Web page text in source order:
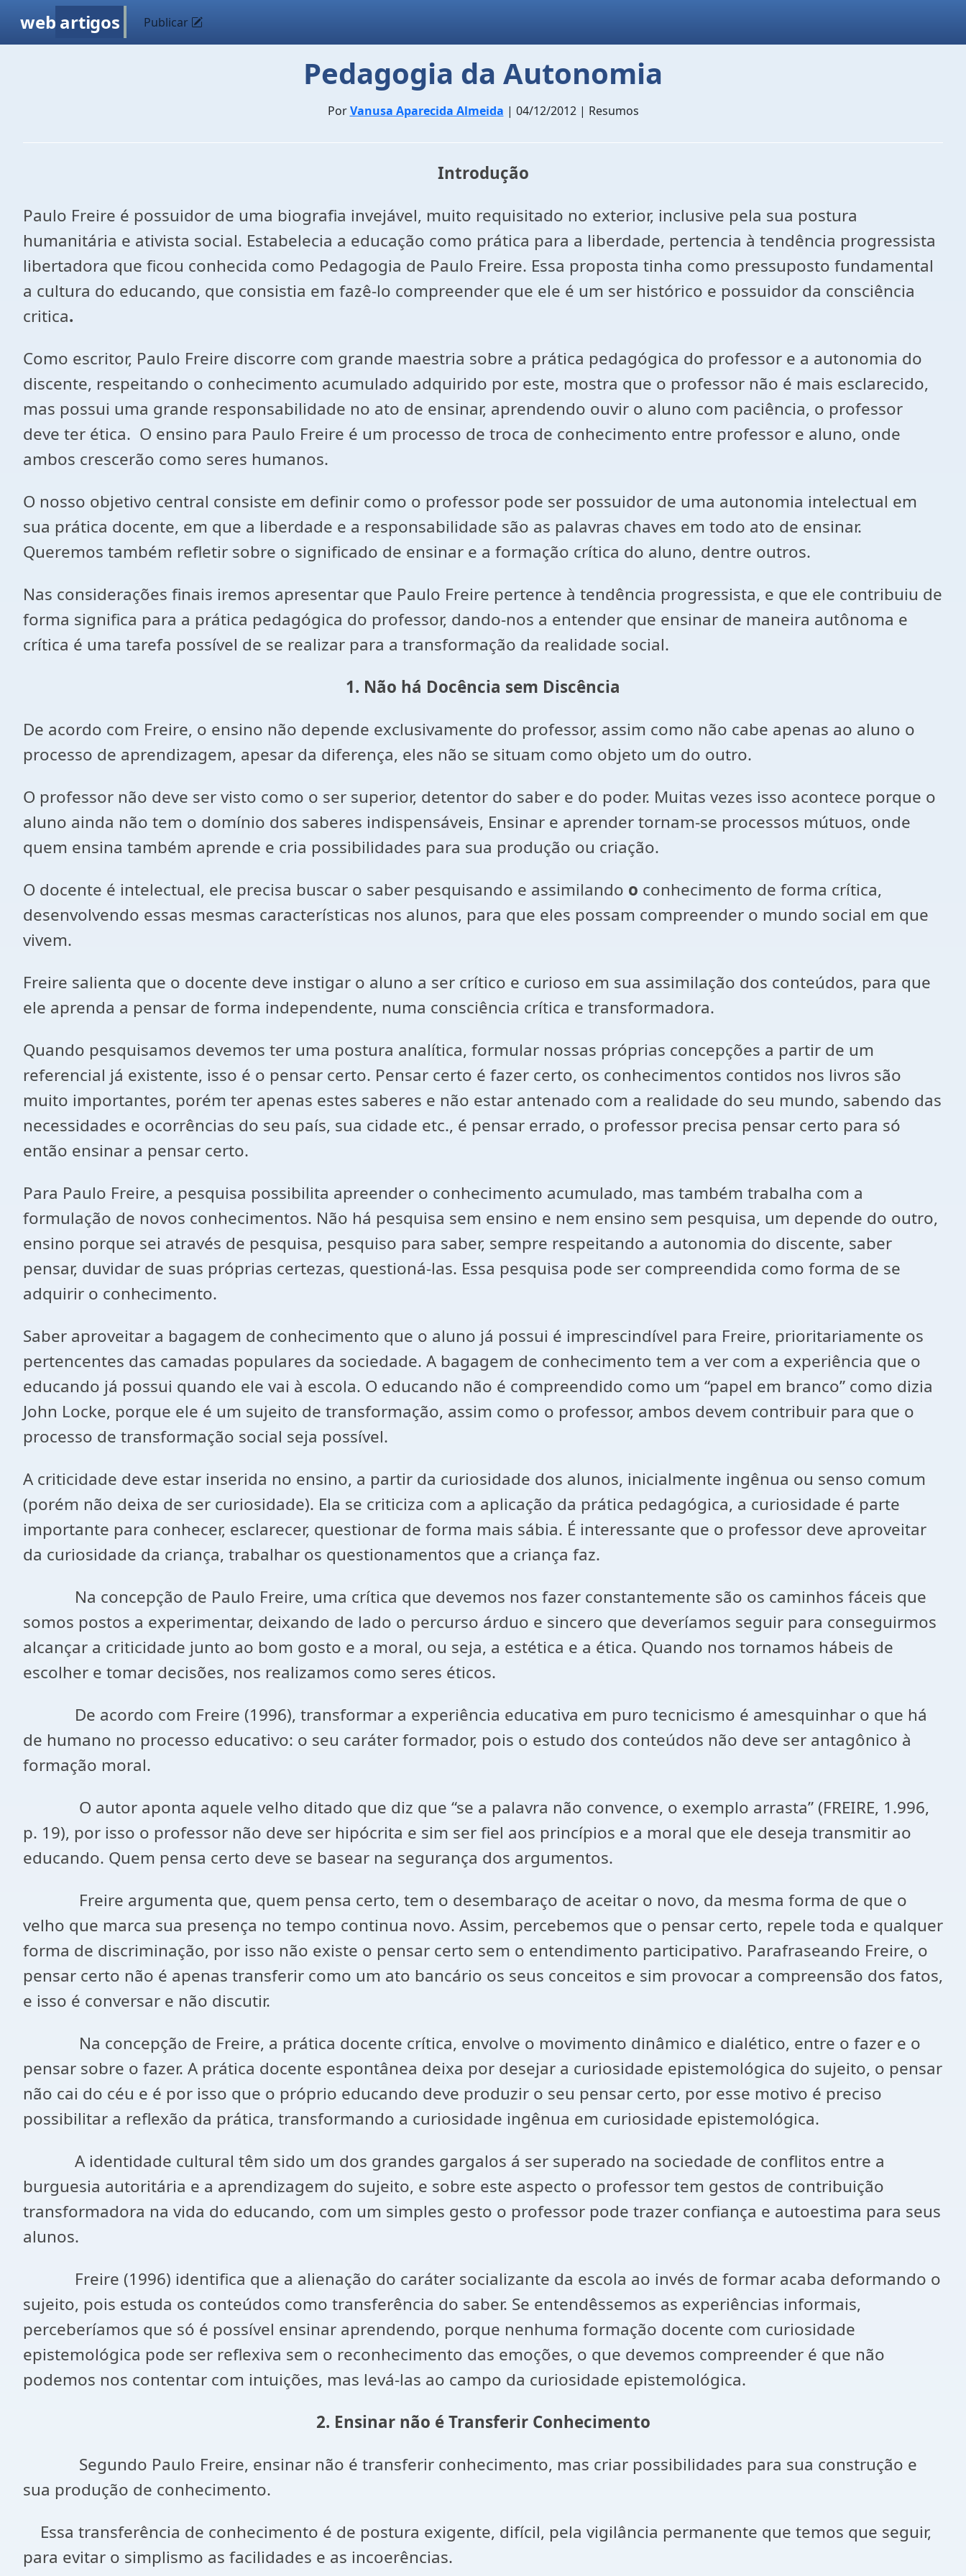
web artigos Publicar
Pedagogia da Autonomia
PorVanusa Aparecida Almeida | 04/12/2012 | Resumos
Introdução
Paulo Freire é possuidor de uma biografia invejável, muito requisitado no exterior, inclusive pela sua postura
humanitária e ativista social. Estabelecia a educação como prática para a liberdade, pertencia à tendência progressista
libertadora que ficou conhecida como Pedagogia de Paulo Freire. Essa proposta tinha como pressuposto fundamental
a cultura do educando, que consistia em fazê-lo compreender que ele é um ser histórico e possuidor da consciência
critica.
Como escritor, Paulo Freire discorre com grande maestria sobre a prática pedagógica do professor e a autonomia do
discente, respeitando o conhecimento acumulado adquirido por este, mostra que o professor não é mais esclarecido,
mas possui uma grande responsabilidade no ato de ensinar, aprendendo ouvir o aluno com paciência, o professor
deve ter ética. O ensino para Paulo Freire é um processo de troca de conhecimento entre professor e aluno, onde
ambos crescerão como seres humanos.
O nosso objetivo central consiste em definir como o professor pode ser possuidor de uma autonomia intelectual em
sua prática docente, em que a liberdade e a responsabilidade são as palavras chaves em todo ato de ensinar.
Queremos também refletir sobre o significado de ensinar e a formação crítica do aluno, dentre outros.
Nas considerações finais iremos apresentar que Paulo Freire pertence à tendência progressista, e que ele contribuiu de
forma significa para a prática pedagógica do professor, dando-nos a entender que ensinar de maneira autônoma e
crítica é uma tarefa possível de se realizar para a transformação da realidade social.
1. Não há Docência sem Discência
De acordo com Freire, o ensino não depende exclusivamente do professor, assim como não cabe apenas ao aluno o
processo de aprendizagem, apesar da diferença, eles não se situam como objeto um do outro.
O professor não deve ser visto como o ser superior, detentor do saber e do poder. Muitas vezes isso acontece porque o
aluno ainda não tem o domínio dos saberes indispensáveis, Ensinar e aprender tornam-se processos mútuos, onde
quem ensina também aprende e cria possibilidades para sua produção ou criação.
O docente é intelectual, ele precisa buscar o saber pesquisando e assimilando o conhecimento de forma crítica,
desenvolvendo essas mesmas características nos alunos, para que eles possam compreender o mundo social em que
vivem.
Freire salienta que o docente deve instigar o aluno a ser crítico e curioso em sua assimilação dos conteúdos, para que
ele aprenda a pensar de forma independente, numa consciência crítica e transformadora.
Quando pesquisamos devemos ter uma postura analítica, formular nossas próprias concepções a partir de um
referencial já existente, isso é o pensar certo. Pensar certo é fazer certo, os conhecimentos contidos nos livros são
muito importantes, porém ter apenas estes saberes e não estar antenado com a realidade do seu mundo, sabendo das
necessidades e ocorrências do seu país, sua cidade etc., é pensar errado, o professor precisa pensar certo para só
então ensinar a pensar certo.
Para Paulo Freire, a pesquisa possibilita apreender o conhecimento acumulado, mas também trabalha com a
formulação de novos conhecimentos. Não há pesquisa sem ensino e nem ensino sem pesquisa, um depende do outro,
ensino porque sei através de pesquisa, pesquiso para saber, sempre respeitando a autonomia do discente, saber
pensar, duvidar de suas próprias certezas, questioná-las. Essa pesquisa pode ser compreendida como forma de se
adquirir o conhecimento.
Saber aproveitar a bagagem de conhecimento que o aluno já possui é imprescindível para Freire, prioritariamente os
pertencentes das camadas populares da sociedade. A bagagem de conhecimento tem a ver com a experiência que o
educando já possui quando ele vai à escola. O educando não é compreendido como um “papel em branco” como dizia
John Locke, porque ele é um sujeito de transformação, assim como o professor, ambos devem contribuir para que o
processo de transformação social seja possível.
A criticidade deve estar inserida no ensino, a partir da curiosidade dos alunos, inicialmente ingênua ou senso comum
(porém não deixa de ser curiosidade). Ela se criticiza com a aplicação da prática pedagógica, a curiosidade é parte
importante para conhecer, esclarecer, questionar de forma mais sábia. É interessante que o professor deve aproveitar
da curiosidade da criança, trabalhar os questionamentos que a criança faz.
Na concepção de Paulo Freire, uma crítica que devemos nos fazer constantemente são os caminhos fáceis que
somos postos a experimentar, deixando de lado o percurso árduo e sincero que deveríamos seguir para conseguirmos
alcançar a criticidade junto ao bom gosto e a moral, ou seja, a estética e a ética. Quando nos tornamos hábeis de
escolher e tomar decisões, nos realizamos como seres éticos.
De acordo com Freire (1996), transformar a experiência educativa em puro tecnicismo é amesquinhar o que há
de humano no processo educativo: o seu caráter formador, pois o estudo dos conteúdos não deve ser antagônico à
formação moral.
O autor aponta aquele velho ditado que diz que “se a palavra não convence, o exemplo arrasta” (FREIRE, 1.996,
p. 19), por isso o professor não deve ser hipócrita e sim ser fiel aos princípios e a moral que ele deseja transmitir ao
educando. Quem pensa certo deve se basear na segurança dos argumentos.
Freire argumenta que, quem pensa certo, tem o desembaraço de aceitar o novo, da mesma forma de que o
velho que marca sua presença no tempo continua novo. Assim, percebemos que o pensar certo, repele toda e qualquer
forma de discriminação, por isso não existe o pensar certo sem o entendimento participativo. Parafraseando Freire, o
pensar certo não é apenas transferir como um ato bancário os seus conceitos e sim provocar a compreensão dos fatos,
e isso é conversar e não discutir.
Na concepção de Freire, a prática docente crítica, envolve o movimento dinâmico e dialético, entre o fazer e o
pensar sobre o fazer. A prática docente espontânea deixa por desejar a curiosidade epistemológica do sujeito, o pensar
não cai do céu e é por isso que o próprio educando deve produzir o seu pensar certo, por esse motivo é preciso
possibilitar a reflexão da prática, transformando a curiosidade ingênua em curiosidade epistemológica.
A identidade cultural têm sido um dos grandes gargalos á ser superado na sociedade de conflitos entre a
burguesia autoritária e a aprendizagem do sujeito, e sobre este aspecto o professor tem gestos de contribuição
transformadora na vida do educando, com um simples gesto o professor pode trazer confiança e autoestima para seus
alunos.
Freire (1996) identifica que a alienação do caráter socializante da escola ao invés de formar acaba deformando o
sujeito, pois estuda os conteúdos como transferência do saber. Se entendêssemos as experiências informais,
perceberíamos que só é possível ensinar aprendendo, porque nenhuma formação docente com curiosidade
epistemológica pode ser reflexiva sem o reconhecimento das emoções, o que devemos compreender é que não
podemos nos contentar com intuições, mas levá-las ao campo da curiosidade epistemológica.
2. Ensinar não é Transferir Conhecimento
Segundo Paulo Freire, ensinar não é transferir conhecimento, mas criar possibilidades para sua construção e
sua produção de conhecimento.
Essa transferência de conhecimento é de postura exigente, difícil, pela vigilância permanente que temos que seguir,
para evitar o simplismo as facilidades e as incoerências.